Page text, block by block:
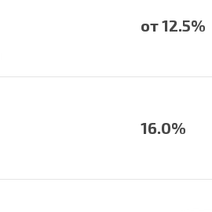
от 12.5%
16.0%